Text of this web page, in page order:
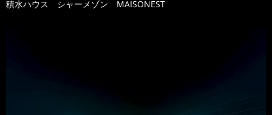
積水ハウス シャーメゾン MAISONEST